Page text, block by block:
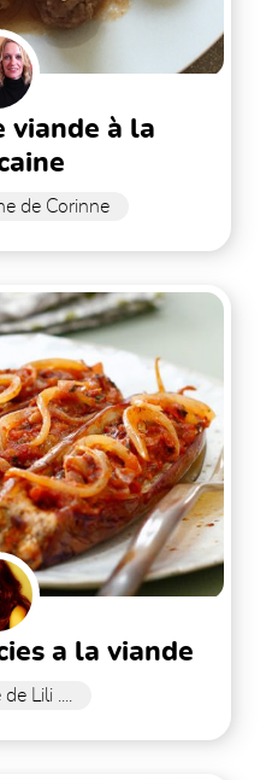
de Corinne
a la viande
Lili ....